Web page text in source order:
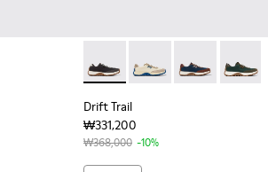
003 - 블랙 컬러 합성피혁 골프 스니커즈
001 Drift Trail - K100864-015 -
Drift Trail -Drift Trail -
Drift
Drift Trail
₩331,200
₩368,000 -10%